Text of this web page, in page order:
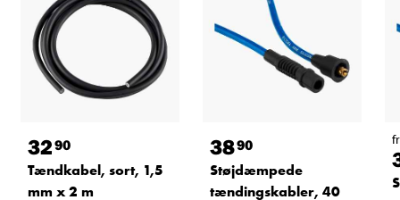
3290
Tændkabel, sort, 1,5
mm x 2 m
3890
Støjdæmpede
tændingskabler, 40